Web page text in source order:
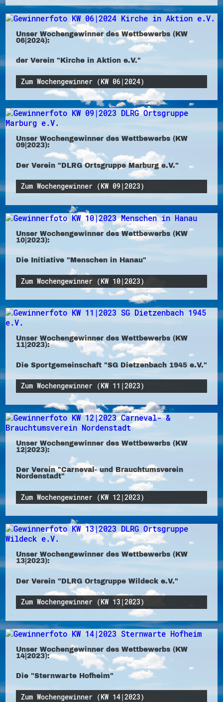
Unser Wochengewinner des Wettbewerbs (KW
06|2024):
der Verein "Kirche in Aktion e.V."
Zum Wochengewinner (KW 06|2024)
Unser Wochengewinner des Wettbewerbs (KW
09|2023):
Der Verein "DLRG Ortsgruppe Marburg e.V."
Zum Wochengewinner (KW 09|2023)
Unser Wochengewinner des Wettbewerbs (KW
10|2023):
Die Initiative "Menschen in Hanau"
Zum Wochengewinner (KW 10|2023)
Unser Wochengewinner des Wettbewerbs (KW
11|2023):
Die Sportgemeinschaft "SG Dietzenbach 1945 e.V."
Zum Wochengewinner (KW 11|2023)
Unser Wochengewinner des Wettbewerbs (KW
12|2023):
Der Verein "Carneval- und Brauchtumsverein
Nordenstadt"
Zum Wochengewinner (KW 12|2023)
Unser Wochengewinner des Wettbewerbs (KW
13|2023):
Der Verein "DLRG Ortsgruppe Wildeck e.V."
Zum Wochengewinner (KW 13|2023)
Unser Wochengewinner des Wettbewerbs (KW
14|2023):
Die "Sternwarte Hofheim"
Zum Wochengewinner (KW 14|2023)